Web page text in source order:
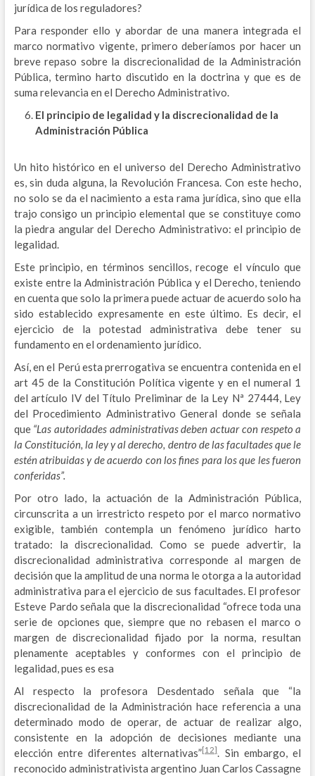
jurídica de los reguladores?
Para responder ello y abordar de una manera integrada el
marco normativo vigente, primero deberíamos por hacer un
breve repaso sobre la discrecionalidad de la Administración
Pública, termino harto discutido en la doctrina y que es de
suma relevancia en el Derecho Administrativo.
El principio de legalidad y la discrecionalidad de la
Administración Pública
Un hito histórico en el universo del Derecho Administrativo
es, sin duda alguna, la Revolución Francesa. Con este hecho,
no solo se da el nacimiento a esta rama jurídica, sino que ella
trajo consigo un principio elemental que se constituye como
la piedra angular del Derecho Administrativo: el principio de
legalidad.
Este principio, en términos sencillos, recoge el vínculo que
existe entre la Administración Pública y el Derecho, teniendo
en cuenta que solo la primera puede actuar de acuerdo solo ha
sido establecido expresamente en este último. Es decir, el
ejercicio de la potestad administrativa debe tener su
fundamento en el ordenamiento jurídico.
Así, en el Perú esta prerrogativa se encuentra contenida en el
art 45 de la Constitución Política vigente y en el numeral 1
del artículo IV del Título Preliminar de la Ley Nª 27444, Ley
del Procedimiento Administrativo General donde se señala
que “Las autoridades administrativas deben actuar con respeto a
la Constitución, la ley y al derecho, dentro de las facultades que le
estén atribuidas y de acuerdo con los fines para los que les fueron
conferidas”.
Por otro lado, la actuación de la Administración Pública,
circunscrita a un irrestricto respeto por el marco normativo
exigible, también contempla un fenómeno jurídico harto
tratado: la discrecionalidad. Como se puede advertir, la
discrecionalidad administrativa corresponde al margen de
decisión que la amplitud de una norma le otorga a la autoridad
administrativa para el ejercicio de sus facultades. El profesor
Esteve Pardo señala que la discrecionalidad “ofrece toda una
serie de opciones que, siempre que no rebasen el marco o
margen de discrecionalidad fijado por la norma, resultan
plenamente aceptables y conformes con el principio de
legalidad, pues es esa
Al respecto la profesora Desdentado señala que “la
discrecionalidad de la Administración hace referencia a una
determinado modo de operar, de actuar de realizar algo,
consistente en la adopción de decisiones mediante una
elección entre diferentes alternativas”[12]. Sin embargo, el
reconocido administrativista argentino Juan Carlos Cassagne